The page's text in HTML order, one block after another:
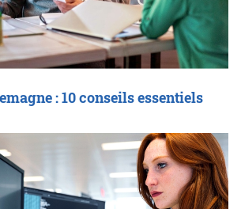
: 10 conseils essentiels